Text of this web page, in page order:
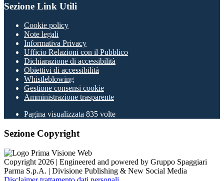
Sezione Link Utili
Cookie policy
Note legali
Informativa Privacy
Ufficio Relazioni con il Pubblico
Dichiarazione di accessibilità
Obiettivi di accessibilità
Whistleblowing
Gestione consensi cookie
Amministrazione trasparente
Pagina visualizzata 835 volte
Sezione Copyright
Copyright 2026 | Engineered and powered by Gruppo Spaggiari
Parma S.p.A. | Divisione Publishing & New Social Media